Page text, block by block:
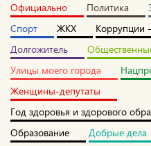
Официально Политика
Спорт
ЖКХ Коррупции
Долгожитель
Улицы моего города
Женщины-депутаты
Год здоровья и здорового
Образование
Добрые дела